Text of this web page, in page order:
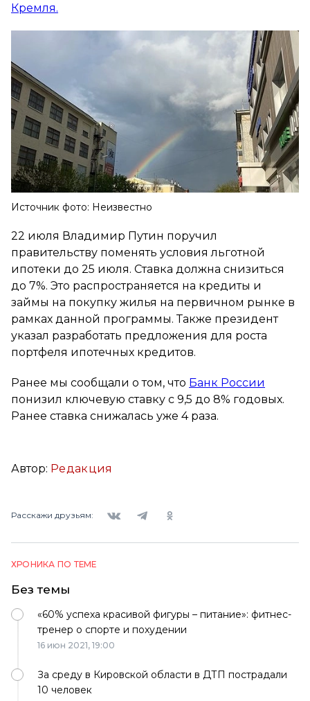
Кремля.
Источник фото: Неизвестно
22 июля Владимир Путин поручил
правительству поменять условия льготной
ипотеки до 25 июля. Ставка должна снизиться
до 7%. Это распространяется на кредиты и
займы на покупку жилья на первичном рынке в
рамках данной программы. Также президент
указал разработать предложения для роста
портфеля ипотечных кредитов.
Ранее мы сообщали о том, что Банк России
понизил ключевую ставку с 9,5 до 8% годовых.
Ранее ставка снижалась уже 4 раза.
Автор: Редакция
Расскажи друзьям:
ХРОНИКА ПО ТЕМЕ
Без темы
16 июн 2021, 19:00
«60% успеха красивой фигуры – питание»: фитнес-
тренер о спорте и похудении
За среду в Кировской области в ДТП пострадали
10 человек